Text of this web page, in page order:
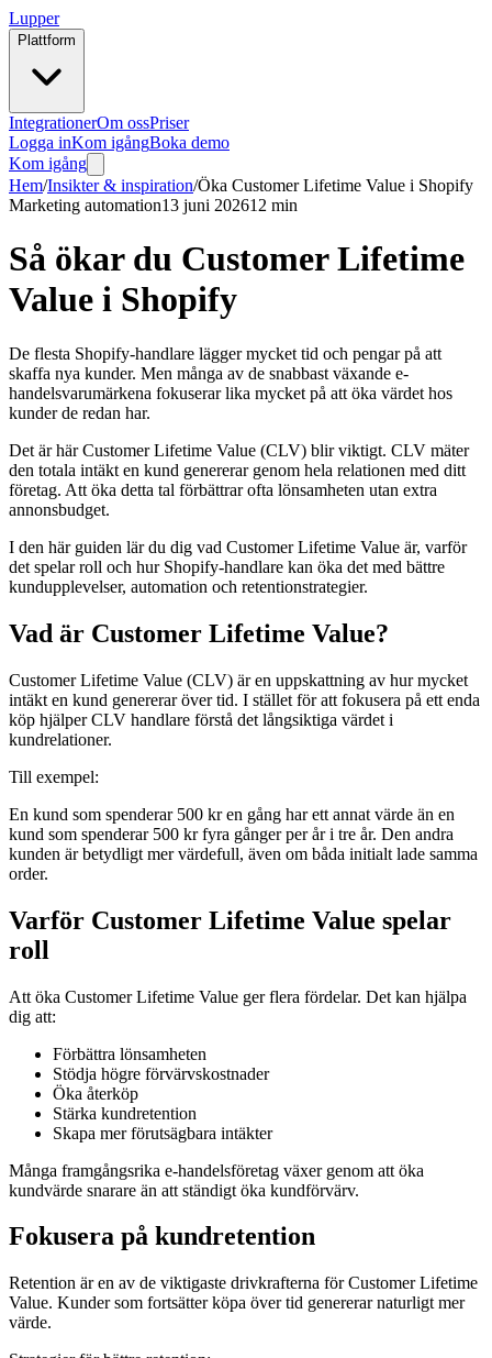
Lupper
Plattform
IntegrationerOm ossPriser
Logga inKom igångBoka demo
Kom igång
Hem/Insikter & inspiration/Öka Customer Lifetime Value i Shopify
Marketing automation13 juni 202612 min
Så ökar du Customer Lifetime
Value i Shopify
De flesta Shopify-handlare lägger mycket tid och pengar på att
skaffa nya kunder. Men många av de snabbast växande e-
handelsvarumärkena fokuserar lika mycket på att öka värdet hos
kunder de redan har.
Det är här Customer Lifetime Value (CLV) blir viktigt. CLV mäter
den totala intäkt en kund genererar genom hela relationen med ditt
företag. Att öka detta tal förbättrar ofta lönsamheten utan extra
annonsbudget.
I den här guiden lär du dig vad Customer Lifetime Value är, varför
det spelar roll och hur Shopify-handlare kan öka det med bättre
kundupplevelser, automation och retentionstrategier.
Vad är Customer Lifetime Value?
Customer Lifetime Value (CLV) är en uppskattning av hur mycket
intäkt en kund genererar över tid. I stället för att fokusera på ett enda
köp hjälper CLV handlare förstå det långsiktiga värdet i
kundrelationer.
Till exempel:
En kund som spenderar 500 kr en gång har ett annat värde än en
kund som spenderar 500 kr fyra gånger per år i tre år. Den andra
kunden är betydligt mer värdefull, även om båda initialt lade samma
order.
Varför Customer Lifetime Value spelar
roll
Att öka Customer Lifetime Value ger flera fördelar. Det kan hjälpa
dig att:
Förbättra lönsamheten
Stödja högre förvärvskostnader
Öka återköp
Stärka kundretention
Skapa mer förutsägbara intäkter
Många framgångsrika e-handelsföretag växer genom att öka
kundvärde snarare än att ständigt öka kundförvärv.
Fokusera på kundretention
Retention är en av de viktigaste drivkrafterna för Customer Lifetime
Value. Kunder som fortsätter köpa över tid genererar naturligt mer
värde.